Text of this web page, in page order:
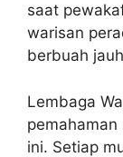
saat
warisan
berbuah
Lembaga
ini. Setiap